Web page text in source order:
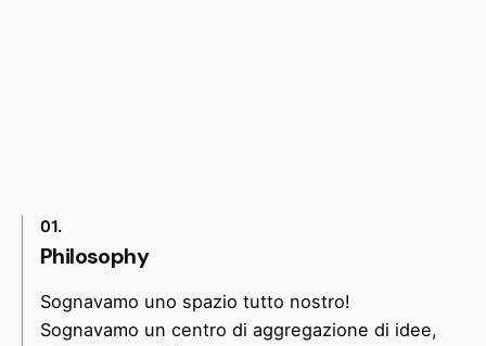
01.
Philosophy
Sognavamo uno spazio tutto nostro!
Sognavamo un centro di aggregazione di idee,